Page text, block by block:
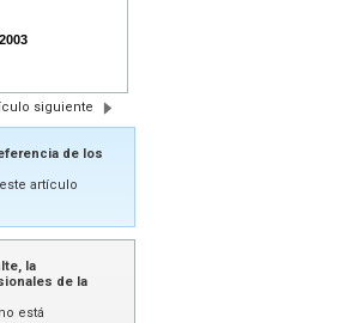
siguiente
de los
artículo
la
de la
está